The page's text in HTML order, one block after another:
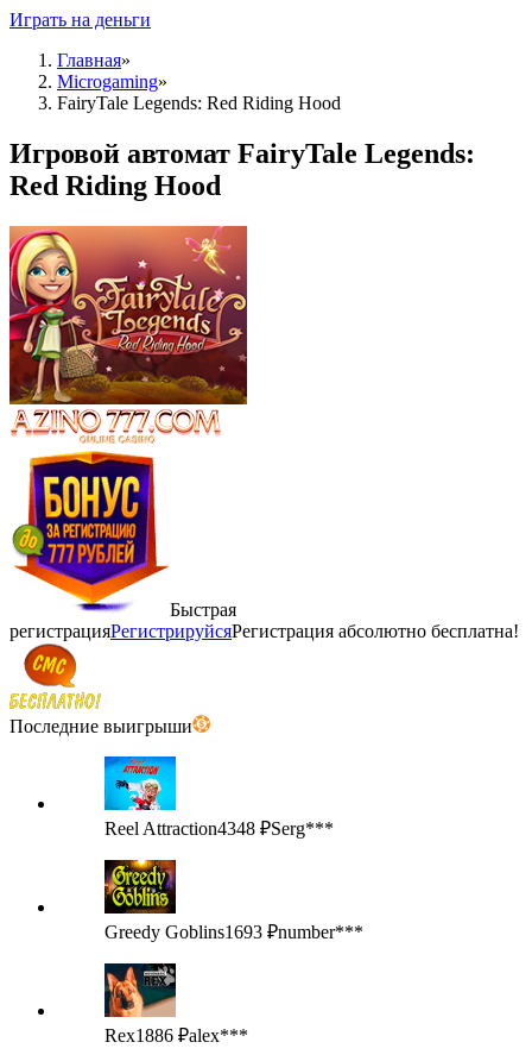
Играть на деньги
Главная»
Microgaming»
FairyTale Legends: Red Riding Hood
Игровой автомат FairyTale Legends:
Red Riding Hood
Быстрая
регистрацияРегистрируйсяРегистрация абсолютно бесплатна!
Последние выигрыши
Reel Attraction4348 ₽Serg***
Greedy Goblins1693 ₽number***
Rex1886 ₽alex***